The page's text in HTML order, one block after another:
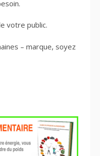
votre public.
– marque, soyez